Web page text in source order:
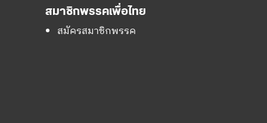
สมาชิกพรรคเพื่อไทย
สมัครสมาชิกพรรค